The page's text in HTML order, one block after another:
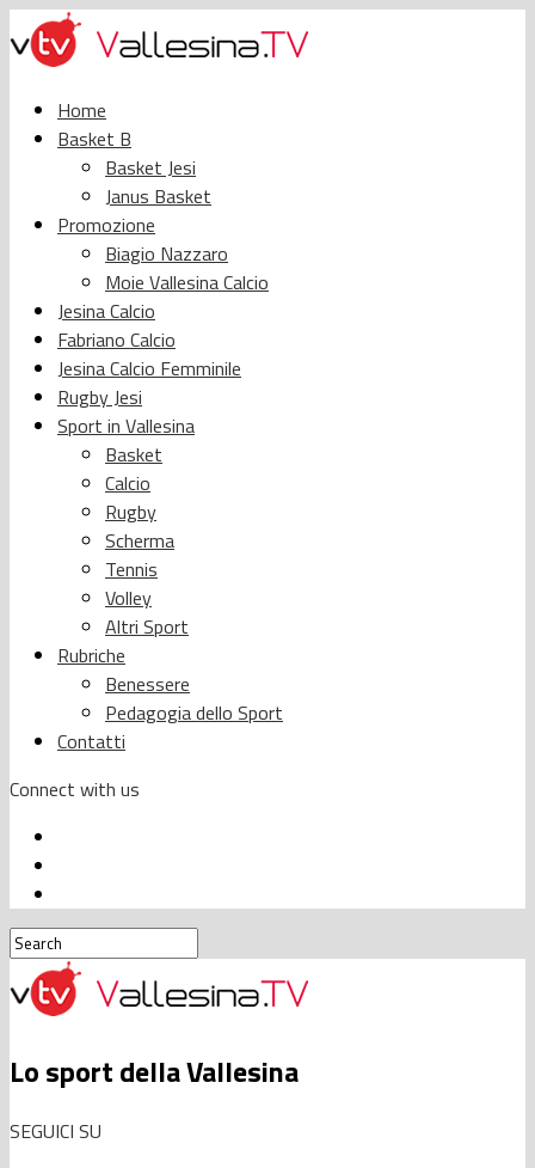
Home
Basket B
Basket Jesi
Janus Basket
Promozione
Biagio Nazzaro
Moie Vallesina Calcio
Jesina Calcio
Fabriano Calcio
Jesina Calcio Femminile
Rugby Jesi
Sport in Vallesina
Basket
Calcio
Rugby
Scherma
Tennis
Volley
Altri Sport
Rubriche
Benessere
Pedagogia dello Sport
Contatti
Connect with us
Lo sport della Vallesina
SEGUICI SU